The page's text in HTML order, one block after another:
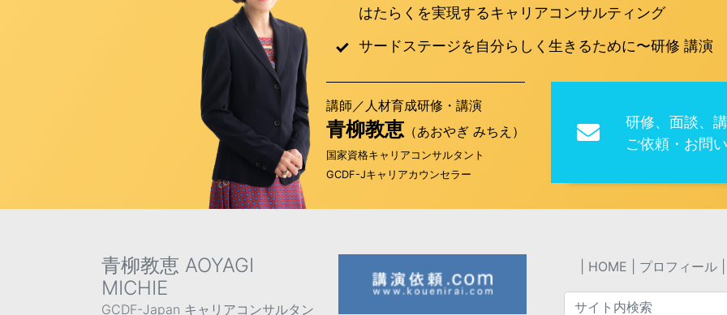
はたらくを実現するキャリアコンサルティング
サードステージを自分らしく生きるために〜研修 講演
講師／人材育成研修・講演
青柳教恵 （あおやぎ みちえ）
国家資格キャリアコンサルタント
GCDF-Jキャリアカウンセラー
研修、面談、
ご依頼・お問
青柳教恵 AOYAGI
MICHIE
GCDF-Japan キャリアコンサルタン
HOME プロフィール